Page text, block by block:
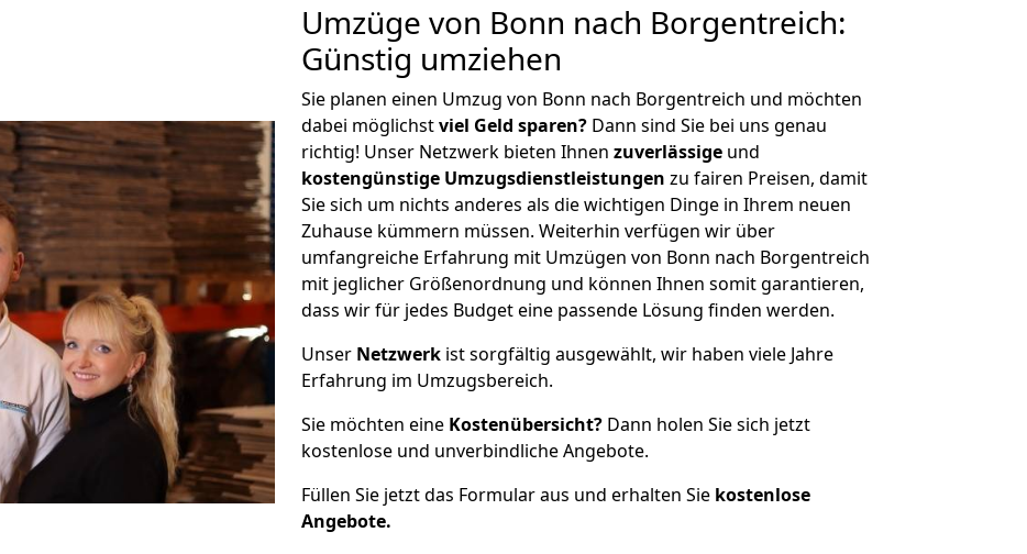
Umzüge von Bonn nach Borgentreich:
Günstig umziehen
Sie planen einen Umzug von Bonn nach Borgentreich und möchten
dabei möglichstviel Geld sparen? Dann sind Sie bei uns genau
richtig! Unser Netzwerk bieten Ihnen zuverlässige und
kostengünstige Umzugsdienstleistungen zu fairen Preisen, damit
Sie sich um nichts anderes als die wichtigen Dinge in Ihrem neuen
Zuhause kümmern müssen. Weiterhin verfügen wir über
umfangreiche Erfahrung mit Umzügen von Bonn nach Borgentreich
mit jeglicher Größenordnung und können Ihnen somit garantieren,
dass wir für jedes Budget eine passende Lösung finden werden.
Unser Netzwerk ist sorgfältig ausgewählt, wir haben viele Jahre
Erfahrung im Umzugsbereich.
Sie möchten eine Kostenübersicht? Dann holen Sie sich jetzt
kostenlose und unverbindliche Angebote.
Füllen Sie jetzt das Formular aus und erhalten Sie kostenlose
Angebote.